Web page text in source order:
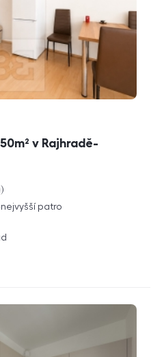
v Rajhradě-
nejvyšší patro